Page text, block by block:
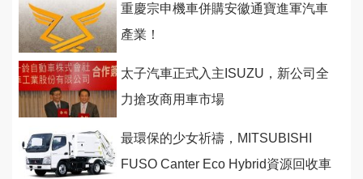
重慶宗申機車併購安徽通寶進軍汽車
產業！
太子汽車正式入主ISUZU，新公司全
力搶攻商用車市場
最環保的少女祈禱，MITSUBISHI
FUSO Canter Eco Hybrid資源回收車